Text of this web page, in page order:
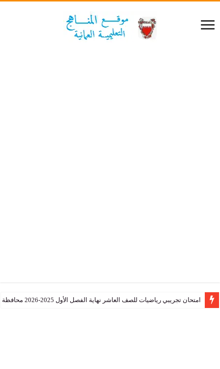
رياضيات للصف العاشر نهاية الفصل الأول 2025-2026 محافظة جنوب الشرقية